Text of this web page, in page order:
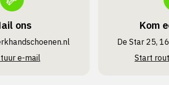
ons
e-mail
Kom
De Star 25,
Start